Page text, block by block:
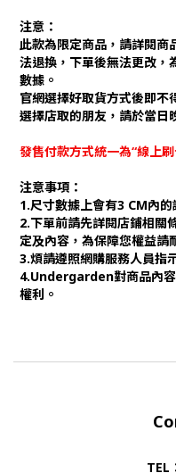
注意：
此款為限定商品，請詳閱商
法退換，下單後無法更改，
數據。
官網選擇好取貨方式後即不
選擇店取的朋友，請於當日
發售付款方式統一為“線上
注意事項：
1.尺寸數據上會有3 CM內的
2.下單前請先詳閱店鋪相關
定及內容，為保障您權益請
3.煩請遵照網購服務人員指
4.Undergarden對商品內
權利。
TEL